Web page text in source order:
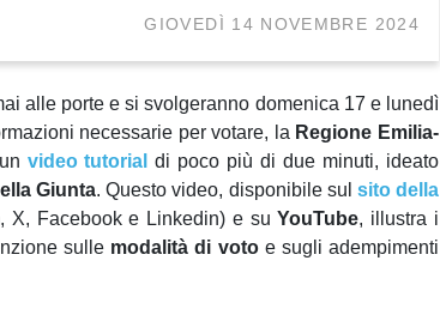
GIOVEDÌ 14 NOVEMBRE 2024
alle porte e si svolgeranno domenica 17 e lunedì
necessarie per votare, la Regione Emilia-
video tutorial di poco più di due minuti, ideato
Giunta. Questo video, disponibile sul sito della
X, Facebook e Linkedin) e suYouTube, illustra i
sulle modalità di votoe sugli adempimenti